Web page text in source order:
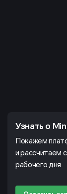
Узнать о
Покажем
и рассчитаем
рабочего дня